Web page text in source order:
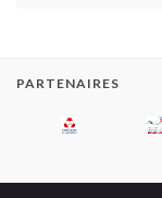
PARTENAIRES